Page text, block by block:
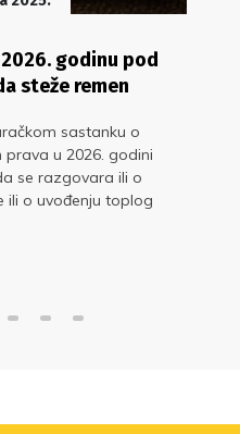
godinu pod
steže remen
sastanku o
u 2026. godini
se razgovara ili o
ili o uvođenju toplog